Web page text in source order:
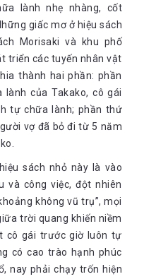
lành nhẹ nhàng, cốt
giấc mơ ở hiệu sách
Morisaki và khu phố
triển các tuyến nhân vật
thành hai phần: phần
của Takako, cô gái
tự chữa lành; phần thứ
vợ đã bỏ đi từ 5 năm
sách nhỏ này là vào
và công việc, đột nhiên
không vũ trụ”, mọi
trời quang khiến niềm
cô gái trước giờ luôn tự
có cao trào hạnh phúc
nay phải chạy trốn hiện